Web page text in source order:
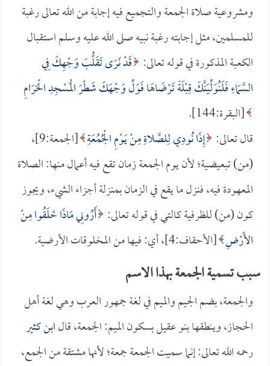
ومشروعية صلاة الجمعة والتجميع فيه إجابة من الله تعالى رغبة
للمسلمين، مثل إجابته رغبة نبيه صلى الله عليه وسلم استقبال
الكعبة المذكورة في قوله تعالى: قَدْ نَرَى تَقَلُّبَ وَجْهِكَ فِي
السَّمَاءِ فَلَنُوَلِّيَنَّكَ قِبْلَةً تَرْضَاهَا فَوَلِّ وَجْهَكَ شَطْرَ الْمَسْجِدِ الْحَرَامِ
[البقرة:144].
قال تعالى: إِذَا نُودِي لِلصَّلاةِ مِنْ يَوْمِ الْجُمُعَةِ
[الجمعة:9]،
(من) تبعيضية؛ لأن يوم الجمعة زمان تقع فيه أعمال منها: الصلاة
المعهودة فيه، فنزل ما يقع في الزمان بمنزلة أجزاء الشيء، ويجوز
كون (من) للظرفية كالتي في قوله تعالى: أَرُونِي مَاذَا خَلَقُوا مِنْ
الأَرْضِ [الأحقاف:4]، أي: فيها من المخلوقات الأرضية.
سبب تسمية الجمعة بهذا الاسم
والجمعة، بضم الجيم والميم في لغة جمهور العرب وهي لغة أهل
الحجاز، وينطقها بنو عقيل بسكون الميم: الجمعة، قالابن كثير
رحمه الله تعالى: إنما سميت الجمعة جمعة؛ لأنها مشتقة من الجمع،